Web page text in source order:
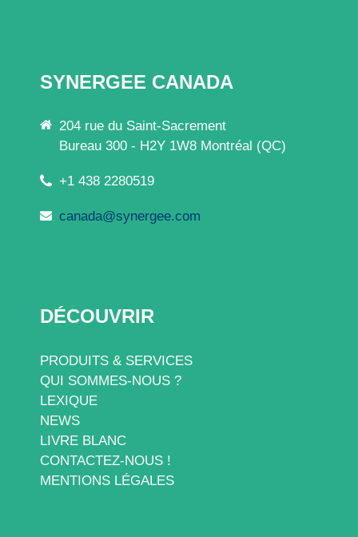
SYNERGEE CANADA
204 rue du Saint-Sacrement
Bureau 300 - H2Y 1W8 Montréal (QC)
+1 438 2280519
canada@synergee.com
DÉCOUVRIR
PRODUITS & SERVICES
QUI SOMMES-NOUS ?
LEXIQUE
NEWS
LIVRE BLANC
CONTACTEZ-NOUS !
MENTIONS LÉGALES